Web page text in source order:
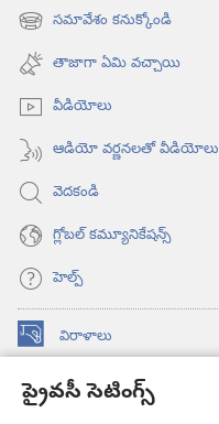
ప్రైవసీ సెటింగ్స్
విండో
ఓపెన్‌
అవుతుంది)
సమావేశం కనుక్కోండి
(కొత్త
విండో
ఓపెన్‌
అవుతుంది)
తాజాగా ఏమి వచ్చాయి
వీడియోలు
ఆడియో వర్ణనలతో వీడియోలు
వెదకండి
గ్లోబల్‌ కమ్యూనికేషన్స్‌
హెల్ప్‌
విరాళాలు
(కొత్త
ఓపెన్‌ కావలికోట ఆన్‌లైన్‌ లైబ్రరీ
(కొత్త